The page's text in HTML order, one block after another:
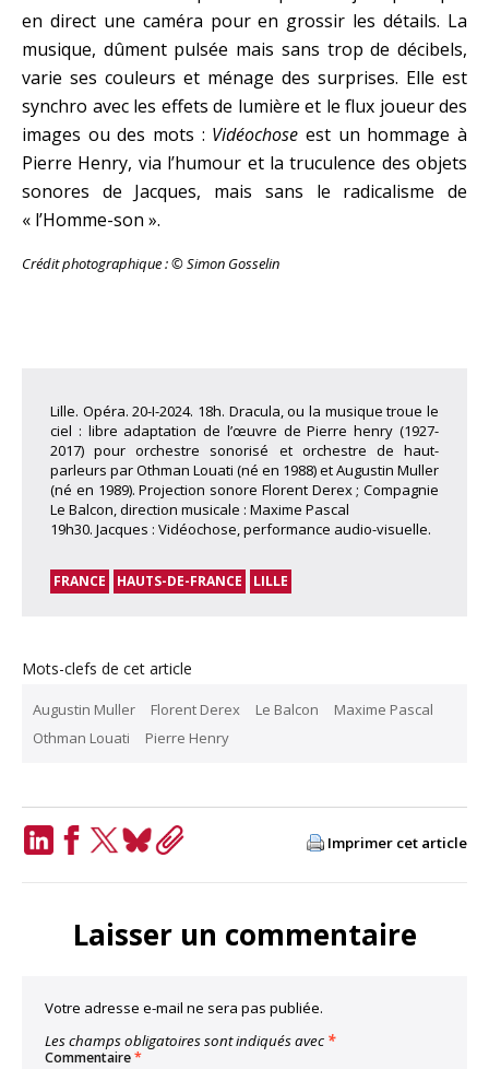
en direct une caméra pour en grossir les détails. La
musique, dûment pulsée mais sans trop de décibels,
varie ses couleurs et ménage des surprises. Elle est
synchro avec les effets de lumière et le flux joueur des
images ou des mots : Vidéochose est un hommage à
Pierre Henry, via l’humour et la truculence des objets
sonores de Jacques, mais sans le radicalisme de
« l’Homme-son ».
Crédit photographique : © Simon Gosselin
Lille. Opéra. 20-I-2024. 18h. Dracula, ou la musique troue le
ciel : libre adaptation de l’œuvre de Pierre henry (1927-
2017) pour orchestre sonorisé et orchestre de haut-
parleurs par Othman Louati (né en 1988) et Augustin Muller
(né en 1989). Projection sonore Florent Derex ; Compagnie
Le Balcon, direction musicale : Maxime Pascal
19h30. Jacques : Vidéochose, performance audio-visuelle.
FRANCE HAUTS-DE-FRANCE LILLE
Mots-clefs de cet article
Augustin Muller Florent Derex Le Balcon
Maxime Pascal
Othman Louati
Pierre Henry
Imprimer cet article
Laisser un commentaire
Votre adresse e-mail ne sera pas publiée.
Les champs obligatoires sont indiqués avec *
Commentaire*